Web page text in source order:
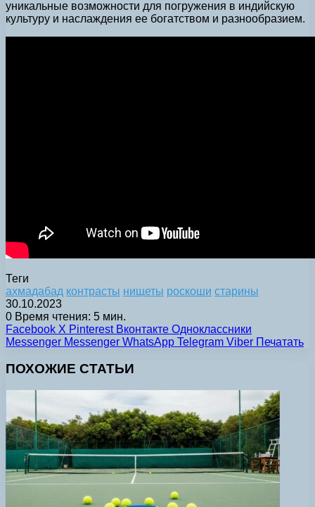
уникальные возможности для погружения в индийскую
культуру и наслаждения ее богатством и разнообразием.
Теги
ахмадабад контрасты нищеты роскоши старины
30.10.2023
0 Время чтения: 5 мин.
Facebook X Pinterest Вконтакте Одноклассники
Messenger Messenger WhatsApp Telegram Viber Печатать
ПОХОЖИЕ СТАТЬИ